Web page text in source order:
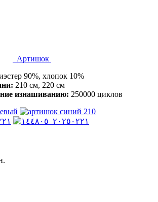
Артишок
90%, хлопок 10%
210 см, 220 см
изнашиванию: 250000 циклов